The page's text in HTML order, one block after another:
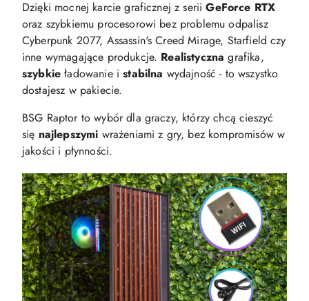
Dzięki mocnej karcie graficznej z seriiGeForce RTX
oraz szybkiemu procesorowi bez problemu odpalisz
Cyberpunk 2077, Assassin's Creed Mirage, Starfield czy
inne wymagające produkcje. Realistyczna grafika,
szybkie ładowanie istabilna wydajność - to wszystko
dostajesz w pakiecie.
BSG Raptor to wybór dla graczy, którzy chcą cieszyć
się najlepszymi wrażeniami z gry, bez kompromisów w
jakości i płynności.